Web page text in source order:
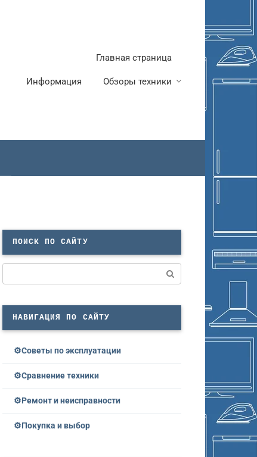
Главная страница
Информация Обзоры техники
ПОИСК ПО САЙТУ
НАВИГАЦИЯ ПО САЙТУ
Советы по эксплуатации
Сравнение техники
Ремонт и неисправности
Покупка и выбор